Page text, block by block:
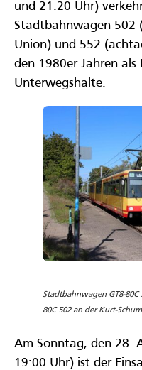
und 21:20 Uhr)
Stadtbahnwagen 502
Union) und 552
den 1980er Jahren als
Unterwegshalte.
Stadtbahnwagen GT8-
80C 502 an der Kurt-
Am Sonntag, den 28.
19:00 Uhr) ist der